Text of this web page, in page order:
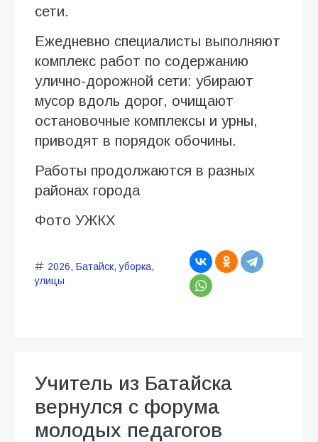
сети.
Ежедневно специалисты выполняют
комплекс работ по содержанию
улично-дорожной сети: убирают
мусор вдоль дорог, очищают
остановочные комплексы и урны,
приводят в порядок обочины.
Работы продолжаются в разных
районах города
Фото УЖКХ
2026, Батайск,уборка,
улицы
Учитель из Батайска
вернулся с форума
молодых педагогов